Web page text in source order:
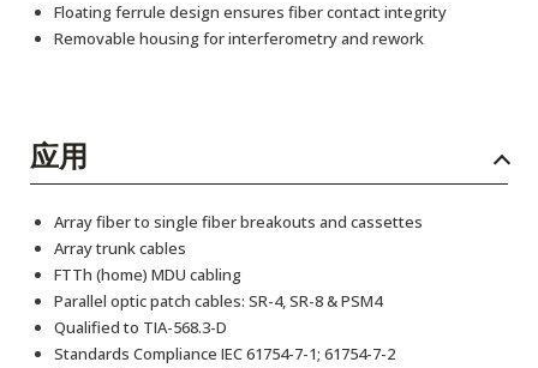
Floating ferrule design ensures fiber contact integrity
Removable housing for interferometry and rework
应用
Array fiber to single fiber breakouts and cassettes
Array trunk cables
FTTh (home) MDU cabling
Parallel optic patch cables: SR-4, SR-8 & PSM4
Qualified to TIA-568.3-D
Standards Compliance IEC 61754-7-1; 61754-7-2